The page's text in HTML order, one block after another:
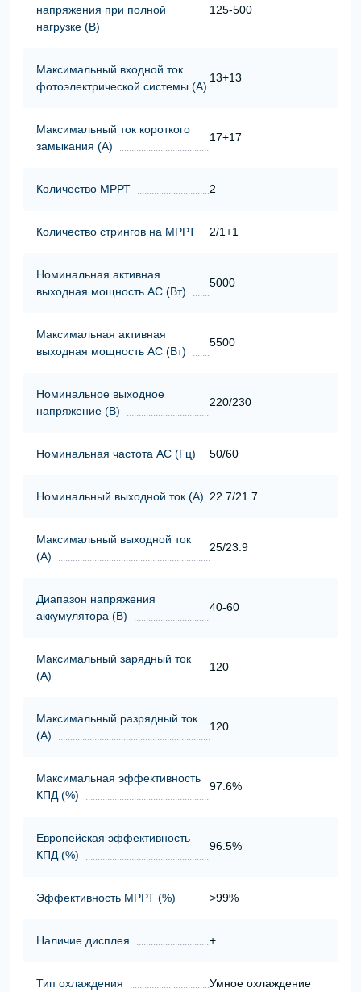
напряжения при полной
нагрузке (В)
125-500
Максимальный входной ток
фотоэлектрической системы (А)
13+13
Максимальный ток короткого
замыкания (А)
17+17
Количество МРРТ 2
Количество стрингов на МРРТ 2/1+1
Номинальная активная
выходная мощность АС (Вт)
5000
Максимальная активная
выходная мощность АС (Вт)
5500
Номинальное выходное
напряжение (В)
220/230
Номинальная частота АС (Гц) 50/60
Номинальный выходной ток (А) 22.7/21.7
Максимальный выходной ток
(А)
25/23.9
Диапазон напряжения
аккумулятора (В)
40-60
Максимальный зарядный ток
(А)
120
Максимальный разрядный ток
(А)
120
Максимальная эффективность
КПД (%)
97.6%
Европейская эффективность
КПД (%)
96.5%
Эффективность МРРТ (%) >99%
Наличие дисплея +
Тип охлаждения Умное охлаждение